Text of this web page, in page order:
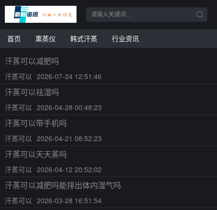
首页 熏蒸仪 韩式汗蒸 行业资讯
汗蒸可以减肥吗
汗蒸可以 2026-07-24 12:51:46
汗蒸可以祛湿吗
汗蒸可以 2026-04-28 00:48:23
汗蒸可以带手机吗
汗蒸可以 2026-04-21 08:52:23
汗蒸可以天天蒸吗
汗蒸可以 2026-04-12 20:52:02
汗蒸可以减肥吗能排出体内湿气吗
汗蒸可以 2026-03-28 16:51:54